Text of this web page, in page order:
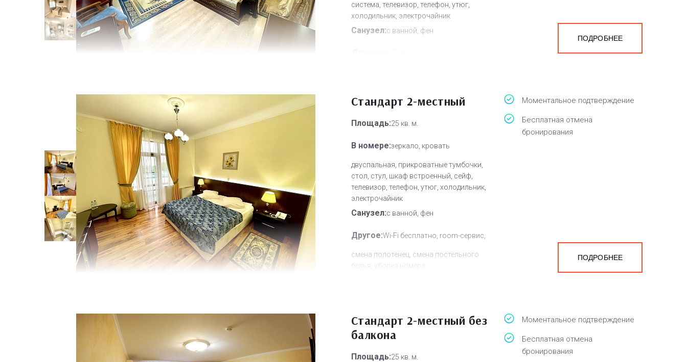
система, телевизор, телефон, утюг,
холодильник, электрочайник
Санузел:с ванной, фен
Дополнительное место:4
ПОДРОБНЕЕ
Стандарт 2-местный
Площадь:25 кв. м.
В номере:зеркало, кровать
двуспальная, прикроватные тумбочки,
стол, стул, шкаф встроенный, сейф,
телевизор, телефон, утюг, холодильник,
электрочайник
Санузел:с ванной, фен
Другое:Wi-Fi бесплатно, room-сервис,
смена полотенец, смена постельного
белья, уборка номера
Моментальное подтверждение
Бесплатная отмена
бронирования
ПОДРОБНЕЕ
Стандарт 2-местный без
балкона
Площадь:25 кв. м.
Моментальное подтверждение
Бесплатная отмена
бронирования